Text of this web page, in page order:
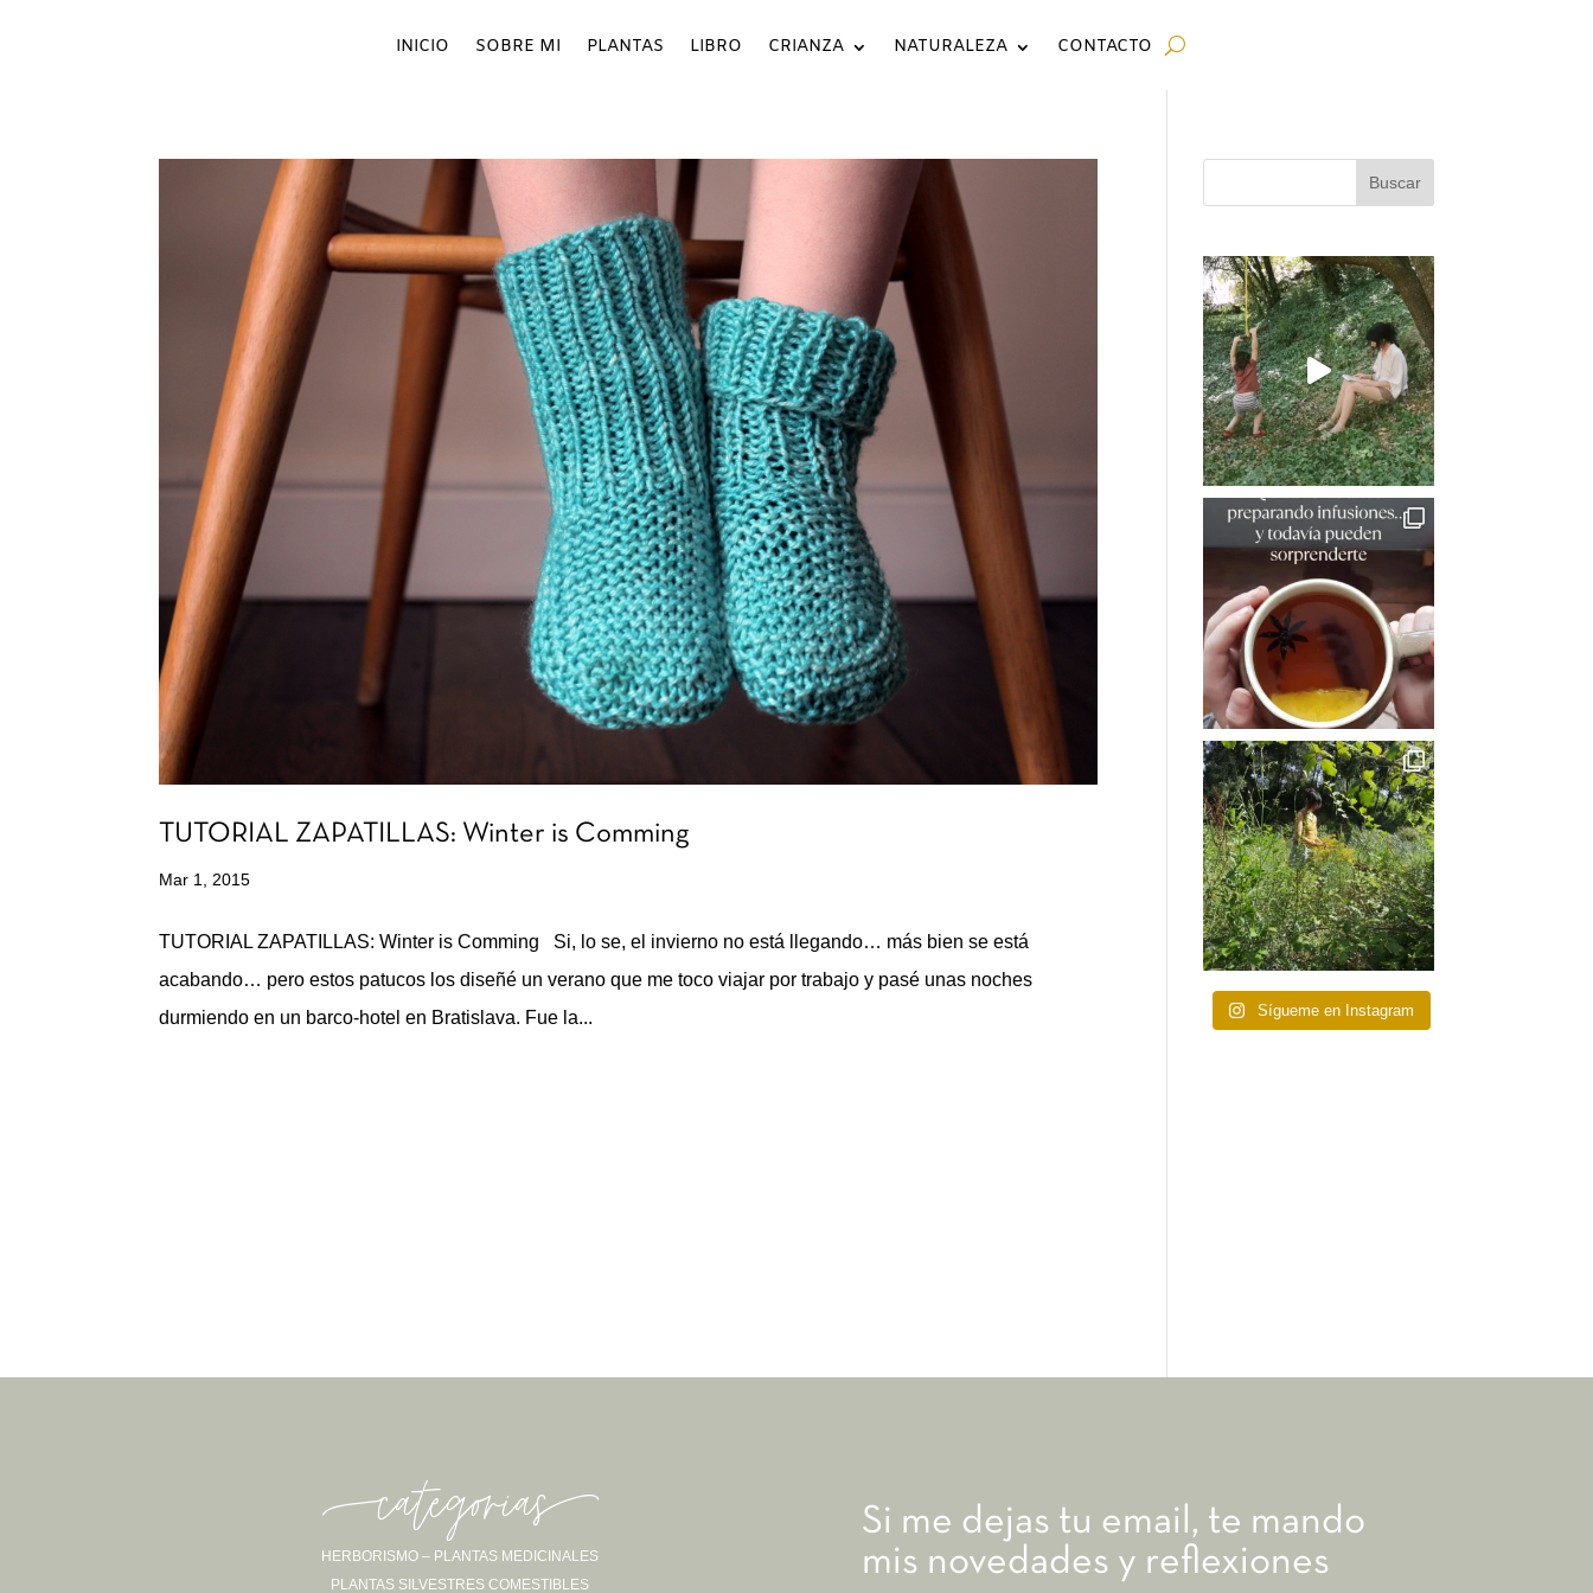
INICIO SOBRE MI PLANTAS LIBRO CRIANZA NATURALEZA CONTACTO
TUTORIAL ZAPATILLAS: Winter is Comming
Mar 1, 2015
TUTORIAL ZAPATILLAS: Winter is Comming Si, lo se, el invierno no está llegando… más bien se está
acabando… pero estos patucos los diseñé un verano que me toco viajar por trabajo y pasé unas noches
durmiendo en un barco-hotel en Bratislava. Fue la...
Buscar
Sígueme en Instagram
-categorias-
HERBORISMO – PLANTAS MEDICINALES
PLANTAS SILVESTRES COMESTIBLES
Si me dejas tu email, te mando
mis novedades y reflexiones